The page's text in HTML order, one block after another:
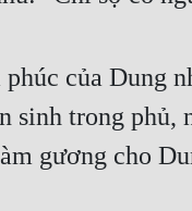
của Dung
sinh trong phủ,
gương cho